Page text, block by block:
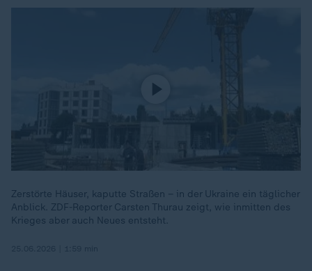
Zerstörte Häuser, kaputte Straßen – in der Ukraine ein täglicher
Anblick. ZDF-Reporter Carsten Thurau zeigt, wie inmitten des
Krieges aber auch Neues entsteht.